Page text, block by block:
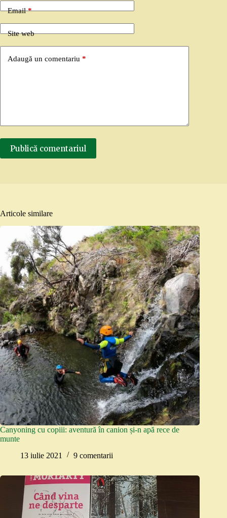
Email*
Site web
Adaugă un comentariu *
Publică comentariul
Articole similare
Canyoning cu copiii: aventură în canion și-n apă rece de
munte
13 iulie 2021
9 comentarii